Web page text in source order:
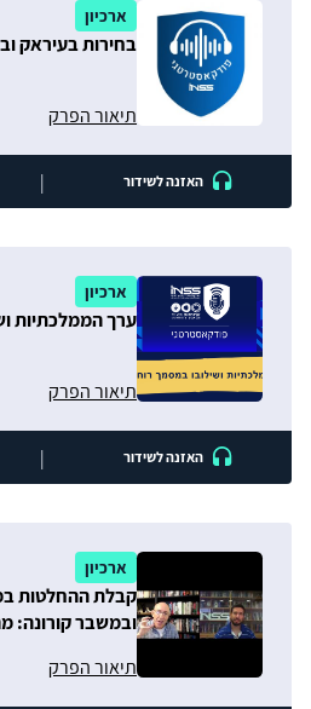
ארכיון
בחירות בעיראק
תיאור הפרק
האזנה לשידור |
ארכיון
ערך הממלכתיות
תיאור הפרק
האזנה לשידור |
ארכיון
קבלת ההחלטות
ובמשבר קורונה:
תיאור הפרק